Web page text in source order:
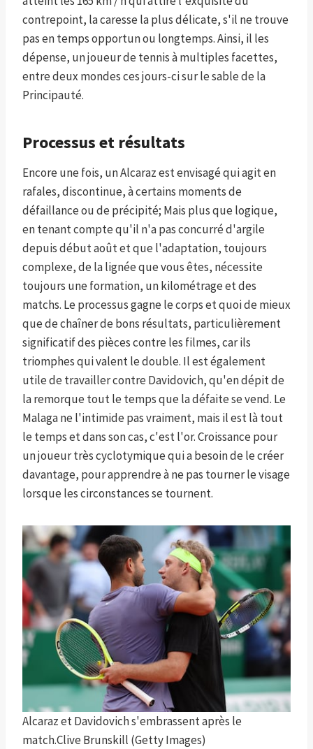
contrepoint, la caresse la plus délicate, s'il ne trouve
pas en temps opportun ou longtemps. Ainsi, il les
dépense, un joueur de tennis à multiples facettes,
entre deux mondes ces jours-ci sur le sable de la
Principauté.
Processus et résultats
Encore une fois, un Alcaraz est envisagé qui agit en
rafales, discontinue, à certains moments de
défaillance ou de précipité; Mais plus que logique,
en tenant compte qu'il n'a pas concurré d'argile
depuis début août et que l'adaptation, toujours
complexe, de la lignée que vous êtes, nécessite
toujours une formation, un kilométrage et des
matchs. Le processus gagne le corps et quoi de mieux
que de chaîner de bons résultats, particulièrement
significatif des pièces contre les filmes, car ils
triomphes qui valent le double. Il est également
utile de travailler contre Davidovich, qu'en dépit de
la remorque tout le temps que la défaite se vend. Le
Malaga ne l'intimide pas vraiment, mais il est là tout
le temps et dans son cas, c'est l'or. Croissance pour
un joueur très cyclotymique qui a besoin de le créer
davantage, pour apprendre à ne pas tourner le visage
lorsque les circonstances se tournent.
Alcaraz et Davidovich s'embrassent après le
match.Clive Brunskill (Getty Images)